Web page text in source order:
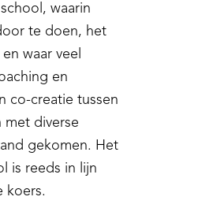
waarin
te doen, het
waar veel
en
co-creatie tussen
met diverse
gekomen. Het
is reeds in lijn
koers.